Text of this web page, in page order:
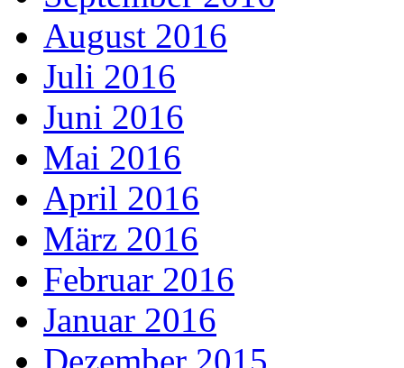
August 2016
Juli 2016
Juni 2016
Mai 2016
April 2016
März 2016
Februar 2016
Januar 2016